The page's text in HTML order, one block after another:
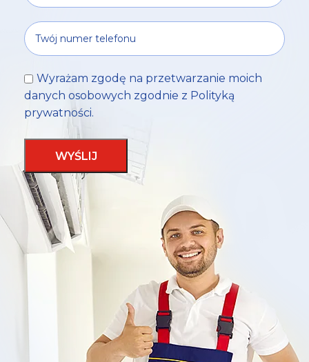
Wyrażam zgodę na przetwarzanie moich
danych osobowych zgodnie z Polityką
prywatności.